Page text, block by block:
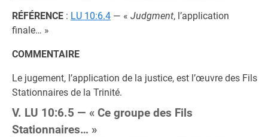
RÉFÉRENCE : LU 10:6.4 — « Judgment, l’application
finale… »
COMMENTAIRE
Le jugement, l’application de la justice, est l’œuvre des Fils
Stationnaires de la Trinité.
V. LU 10:6.5 — « Ce groupe des Fils
Stationnaires… »